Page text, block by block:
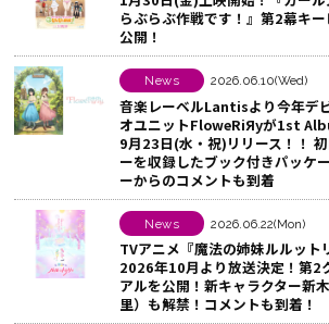
k
で
シ
ェ
ア
す
る
らぶらぶ作戦です！』第2幕キ
公開！
News 2026.06.10(Wed)
音楽レーベルLantisより今年デ
オユニットFloweRiЯyが1st
9月23日(水・祝)リリース！！
ーを収録したブック付きパッケ
ーからのコメントも到着
News 2026.06.22(Mon)
TVアニメ『魔法の姉妹ルルット
2026年10月より放送決定！第2
アルを公開！新キャラクター新
里）も解禁！コメントも到着！